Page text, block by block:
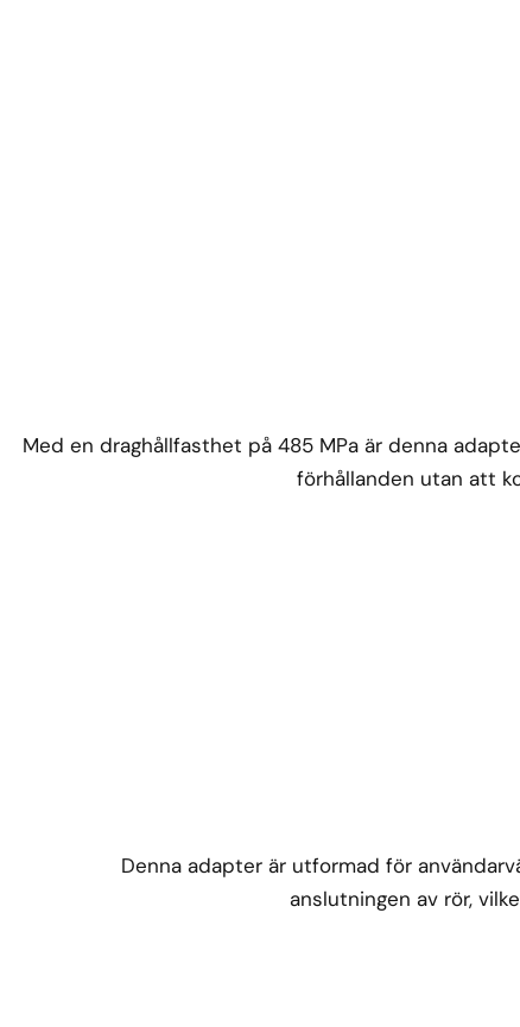
Med en draghållfasthet på 485 MPa är denna
förhållanden utan att
Denna adapter är utformad för
anslutningen av rör,